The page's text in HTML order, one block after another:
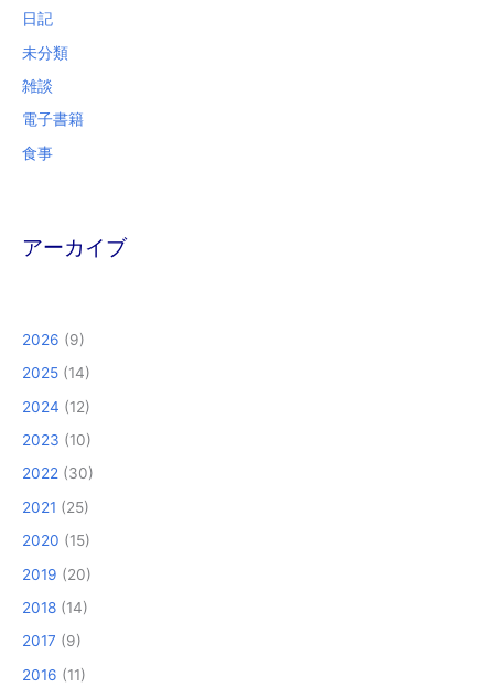
日記
未分類
雑談
電子書籍
食事
アーカイブ
2026 (9)
2025 (14)
2024 (12)
2023 (10)
2022 (30)
2021 (25)
2020 (15)
2019 (20)
2018 (14)
2017 (9)
2016 (11)